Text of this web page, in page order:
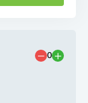
0